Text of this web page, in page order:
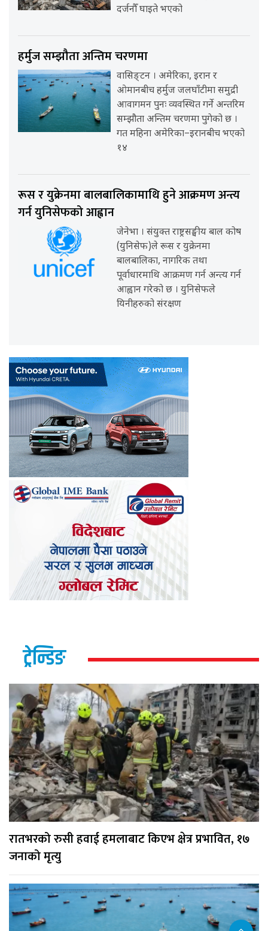
दर्जनौँ घाइते भएको
हर्मुज सम्झौता अन्तिम चरणमा
वासिङ्टन । अमेरिका, इरान र
ओमानबीच हर्मुज जलघाँटीमा समुद्री
आवागमन पुनः व्यवस्थित गर्ने अन्तरिम
सम्झौता अन्तिम चरणमा पुगेको छ ।
गत महिना अमेरिका–इरानबीच भएको
१४
रूस र युक्रेनमा बालबालिकामाथि हुने आक्रमण अन्त्य
गर्न युनिसेफको आह्वान
जेनेभा । संयुक्त राष्ट्रसङ्घीय बाल कोष
(युनिसेफ)ले रूस र युक्रेनमा
बालबालिका, नागरिक तथा
पूर्वाधारमाथि आक्रमण गर्न अन्त्य गर्न
आह्वान गरेको छ । युनिसेफले
यिनीहरुको संरक्षण
ट्रेन्डिङ
रातभरको रुसी हवाई हमलाबाट किएभ क्षेत्र प्रभावित, १७
जनाको मृत्यु